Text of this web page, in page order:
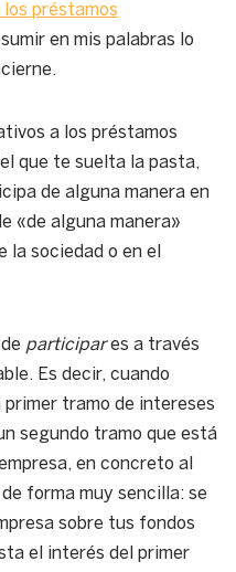
los préstamos
en mis palabras lo
a los préstamos
que te suelta la pasta,
de alguna manera en
«de alguna manera»
la sociedad o en el
participares a través
Es decir, cuando
tramo de intereses
segundo tramo que está
en concreto al
forma muy sencilla: se
sobre tus fondos
el interés del primer